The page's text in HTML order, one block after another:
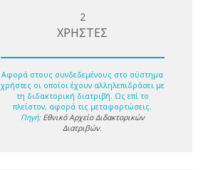
2
ΧΡΗΣΤΕΣ
Αφορά στους συνδεδεμένους στο σύστημα
χρήστες οι οποίοι έχουν αλληλεπιδράσει με
τη διδακτορική διατριβή. Ως επί το
πλείστον, αφορά τις μεταφορτώσεις.
Πηγή: Εθνικό Αρχείο Διδακτορικών
Διατριβών.